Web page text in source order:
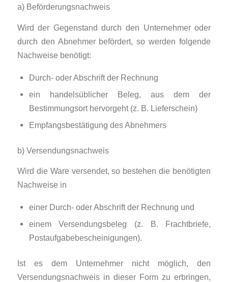
a) Beförderungsnachweis
Wird der Gegenstand durch den Unternehmer oder
durch den Abnehmer befördert, so werden folgende
Nachweise benötigt:
Durch- oder Abschrift der Rechnung
ein handelsüblicher Beleg, aus dem der
Bestimmungsort hervorgeht (z. B. Lie­fer­schein)
Empfangsbestätigung des Abnehmers
b) Versendungsnachweis
Wird die Ware versendet, so bestehen die benötigten
Nachweise in
einer Durch- oder Abschrift der Rechnung und
einem Versendungsbeleg (z. B. Frachtbriefe,
Postaufgabebescheinigungen).
Ist es dem Unternehmer nicht möglich, den
Versendungsnachweis in dieser Form zu er­bringen,